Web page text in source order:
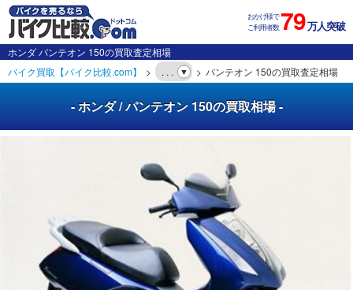
おかげ様で
ご利用者数79万人突破
ホンダ パンテオン 150の買取査定相場
バイク買取【バイク比較.com】
. . . パンテオン 150の買取査定相場
- ホンダ / パンテオン 150の買取相場 -